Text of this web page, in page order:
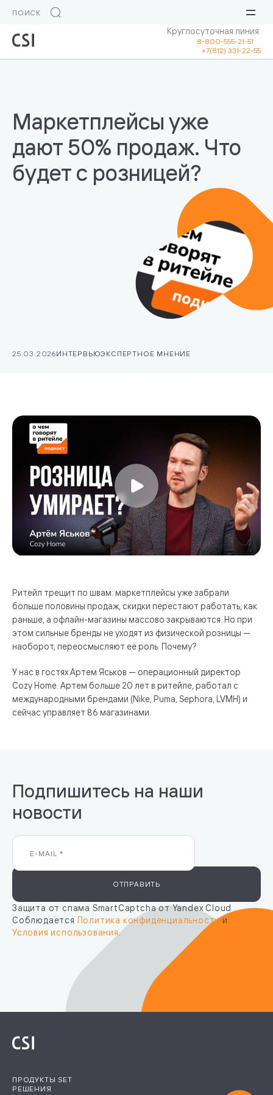
Круглосуточная линия:
8-800-555-21-51
+7(812) 331-22-55
Маркетплейсы уже
дают 50% продаж. Что
будет с розницей?
25.03.2026ИНТЕРВЬЮЭКСПЕРТНОЕ МНЕНИЕ
Ритейл трещит по швам: маркетплейсы уже забрали
больше половины продаж, скидки перестают работать, как
раньше, а офлайн-магазины массово закрываются. Но при
этом сильные бренды не уходят из физической розницы —
наоборот, переосмысляют её роль. Почему?
У нас в гостях Артем Яськов — операционный директор
Cozy Home. Артем больше 20 лет в ритейле, работал с
международными брендами (Nike, Puma, Sephora, LVMH) и
сейчас управляет 86 магазинами.
Подпишитесь на наши
новости
ОТПРАВИТЬ
Защита от спама SmartCaptcha от Yandex Cloud
Соблюдается Политика конфиденциальностии
Условия использования.
ПРОДУКТЫ SET
РЕШЕНИЯ